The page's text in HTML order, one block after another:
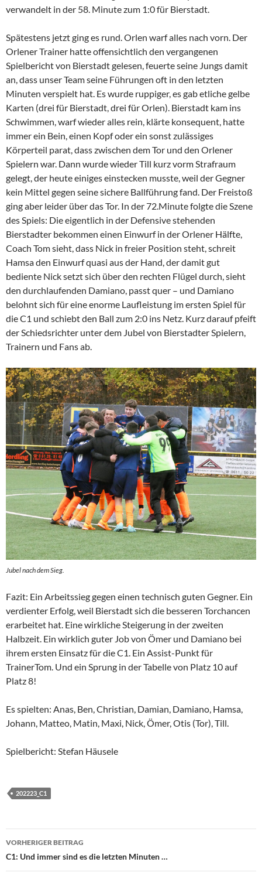
verwandelt in der 58. Minute zum 1:0 für Bierstadt.
Spätestens jetzt ging es rund. Orlen warf alles nach vorn. Der
Orlener Trainer hatte offensichtlich den vergangenen
Spielbericht von Bierstadt gelesen, feuerte seine Jungs damit
an, dass unser Team seine Führungen oft in den letzten
Minuten verspielt hat. Es wurde ruppiger, es gab etliche gelbe
Karten (drei für Bierstadt, drei für Orlen). Bierstadt kam ins
Schwimmen, warf wieder alles rein, klärte konsequent, hatte
immer ein Bein, einen Kopf oder ein sonst zulässiges
Körperteil parat, dass zwischen dem Tor und den Orlener
Spielern war. Dann wurde wieder Till kurz vorm Strafraum
gelegt, der heute einiges einstecken musste, weil der Gegner
kein Mittel gegen seine sichere Ballführung fand. Der Freistoß
ging aber leider über das Tor. In der 72.Minute folgte die Szene
des Spiels: Die eigentlich in der Defensive stehenden
Bierstadter bekommen einen Einwurf in der Orlener Hälfte,
Coach Tom sieht, dass Nick in freier Position steht, schreit
Hamsa den Einwurf quasi aus der Hand, der damit gut
bediente Nick setzt sich über den rechten Flügel durch, sieht
den durchlaufenden Damiano, passt quer – und Damiano
belohnt sich für eine enorme Laufleistung im ersten Spiel für
die C1 und schiebt den Ball zum 2:0 ins Netz. Kurz darauf pfeift
der Schiedsrichter unter dem Jubel von Bierstadter Spielern,
Trainern und Fans ab.
Jubel nach dem Sieg.
Fazit: Ein Arbeitssieg gegen einen technisch guten Gegner. Ein
verdienter Erfolg, weil Bierstadt sich die besseren Torchancen
erarbeitet hat. Eine wirkliche Steigerung in der zweiten
Halbzeit. Ein wirklich guter Job von Ömer und Damiano bei
ihrem ersten Einsatz für die C1. Ein Assist-Punkt für
TrainerTom. Und ein Sprung in der Tabelle von Platz 10 auf
Platz 8!
Es spielten: Anas, Ben, Christian, Damian, Damiano, Hamsa,
Johann, Matteo, Matin, Maxi, Nick, Ömer, Otis (Tor), Till.
Spielbericht: Stefan Häusele
202223_C1
Beitragsnavigation
VORHERIGER BEITRAG
C1: Und immer sind es die letzten Minuten …